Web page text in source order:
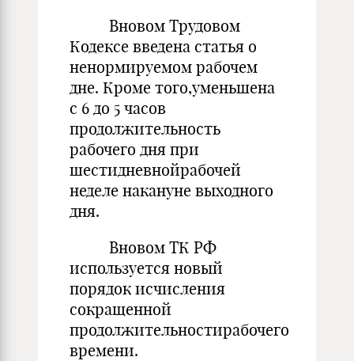
Вновом Трудовом
Кодексе введена статья о
ненормируемом рабочем
дне. Кроме того,уменьшена
с 6 до 5 часов
продолжительность
рабочего дня при
шестидневнойрабочей
неделе накануне выходного
дня.
Вновом ТК РФ
используется новый
порядок исчисления
сокращенной
продолжительностирабочего
времени.